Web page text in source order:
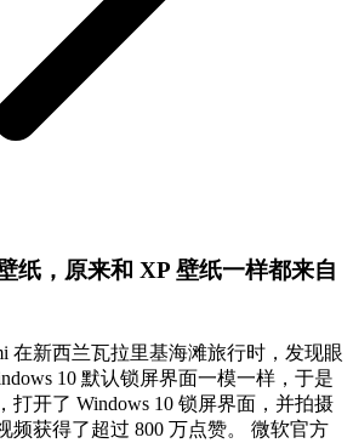
纸，原来和 XP 壁纸一样都来自
在新西兰瓦拉里基海滩旅行时，发现眼
10 默认锁屏界面一模一样，于是
打开了 Windows 10 锁屏界面，并拍摄
频获得了超过 800 万点赞。 微软官方